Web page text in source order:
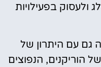
ולעסוק בפעילויות
גם עם היתרון של
הוריקנים, הנפוצים